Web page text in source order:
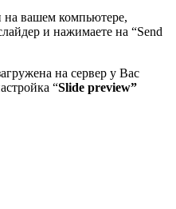
на вашем компьютере,
и нажимаете на “Send
на сервер у Вас
“Slide preview”